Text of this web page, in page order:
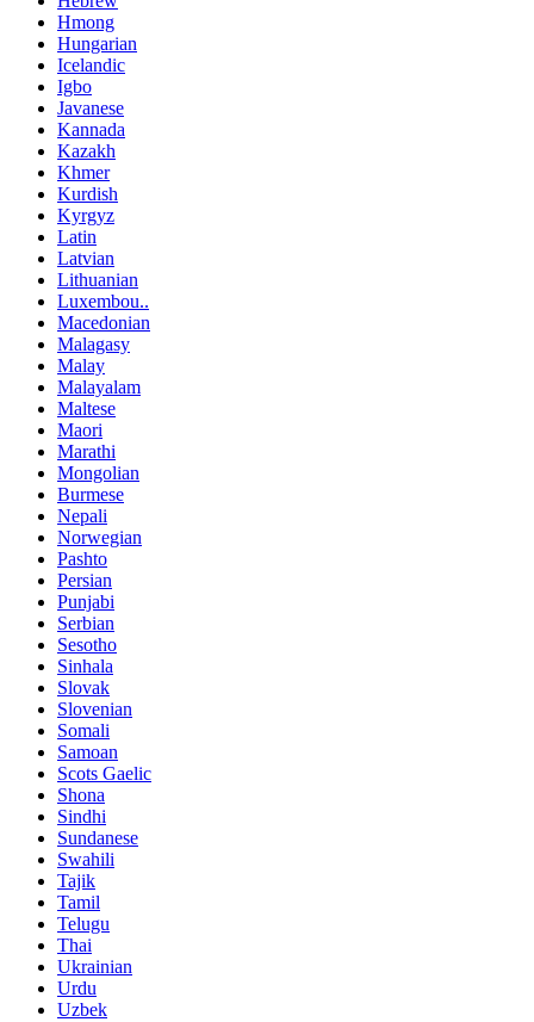
Hmong
Hungarian
Icelandic
Igbo
Javanese
Kannada
Kazakh
Khmer
Kurdish
Kyrgyz
Latin
Latvian
Lithuanian
Luxembou..
Macedonian
Malagasy
Malay
Malayalam
Maltese
Maori
Marathi
Mongolian
Burmese
Nepali
Norwegian
Pashto
Persian
Punjabi
Serbian
Sesotho
Sinhala
Slovak
Slovenian
Somali
Samoan
Scots Gaelic
Shona
Sindhi
Sundanese
Swahili
Tajik
Tamil
Telugu
Thai
Ukrainian
Urdu
Uzbek